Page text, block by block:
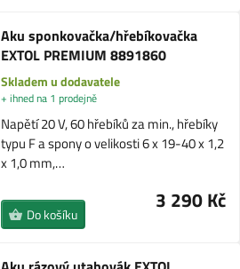
Aku sponkovačka/hřebíkovačka
EXTOL PREMIUM 8891860
Skladem u dodavatele
+ ihned na 1 prodejně
Napětí 20 V, 60 hřebíků za min., hřebíky
typu F a spony o velikosti 6 x 19-40 x 1,2
x 1,0 mm,…
3 290 Kč
Do košíku